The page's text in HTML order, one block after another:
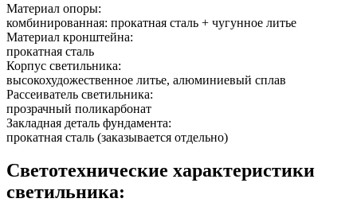
Материал опоры:
комбинированная: прокатная сталь + чугунное литье
Материал кронштейна:
прокатная сталь
Корпус светильника:
высокохудожественное литье, алюминиевый сплав
Рассеиватель светильника:
прозрачный поликарбонат
Закладная деталь фундамента:
прокатная сталь (заказывается отдельно)
Светотехнические характеристики
светильника: